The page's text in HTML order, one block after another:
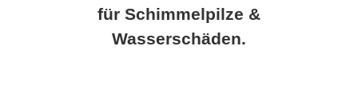
für Schimmelpilze &
Wasserschäden.